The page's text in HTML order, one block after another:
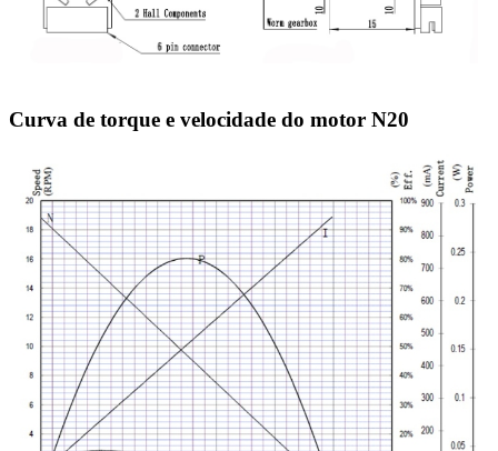
Curva de torque e velocidade do motor N20